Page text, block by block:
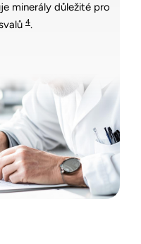
minerály důležité pro
4.